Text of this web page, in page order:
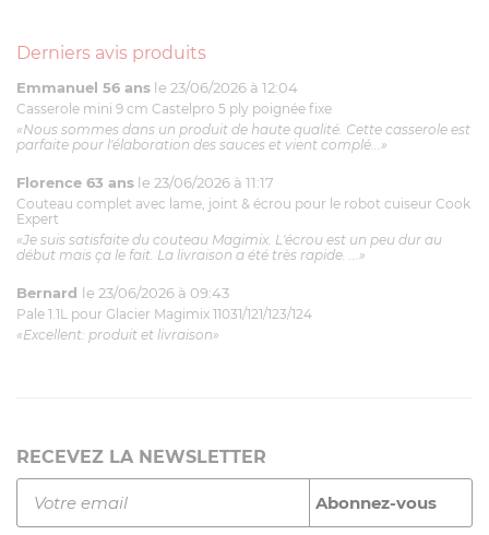
Derniers avis produits
Emmanuel 56 ans le 23/06/2026 à 12:04
Casserole mini 9 cm Castelpro 5 ply poignée fixe
«Nous sommes dans un produit de haute qualité. Cette casserole est
parfaite pour l'élaboration des sauces et vient complé...»
Florence 63 ans le 23/06/2026 à 11:17
Couteau complet avec lame, joint & écrou pour le robot cuiseur Cook
Expert
«Je suis satisfaite du couteau Magimix. L'écrou est un peu dur au
début mais ça le fait. La livraison a été très rapide. ...»
Bernard le 23/06/2026 à 09:43
Pale 1.1L pour Glacier Magimix 11031/121/123/124
«Excellent: produit et livraison»
RECEVEZ LA NEWSLETTER